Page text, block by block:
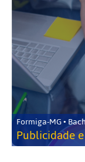
Formiga-MG •
Publicidade